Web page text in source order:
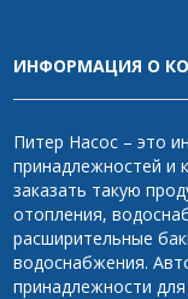
ИНФОРМАЦИЯ О
Питер Насос – это
принадлежностей и
заказать такую
отопления,
расширительные
водоснабжения.
принадлежности